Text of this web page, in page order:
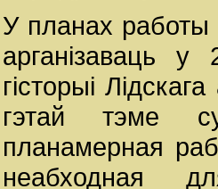
У планах работы
арганізаваць у
гісторыі
гэтай тэме
планамерная
неабходная